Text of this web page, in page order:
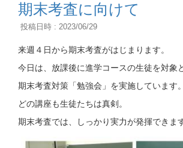
期末考査に向けて
投稿日時 : 2023/06/29
来週４日から期末考査がはじまります。
今日は、放課後に進学コースの生徒を対象
期末考査対策「勉強会」を実施しています。
どの講座も生徒たちは真剣。
期末考査では、しっかり実力が発揮できま